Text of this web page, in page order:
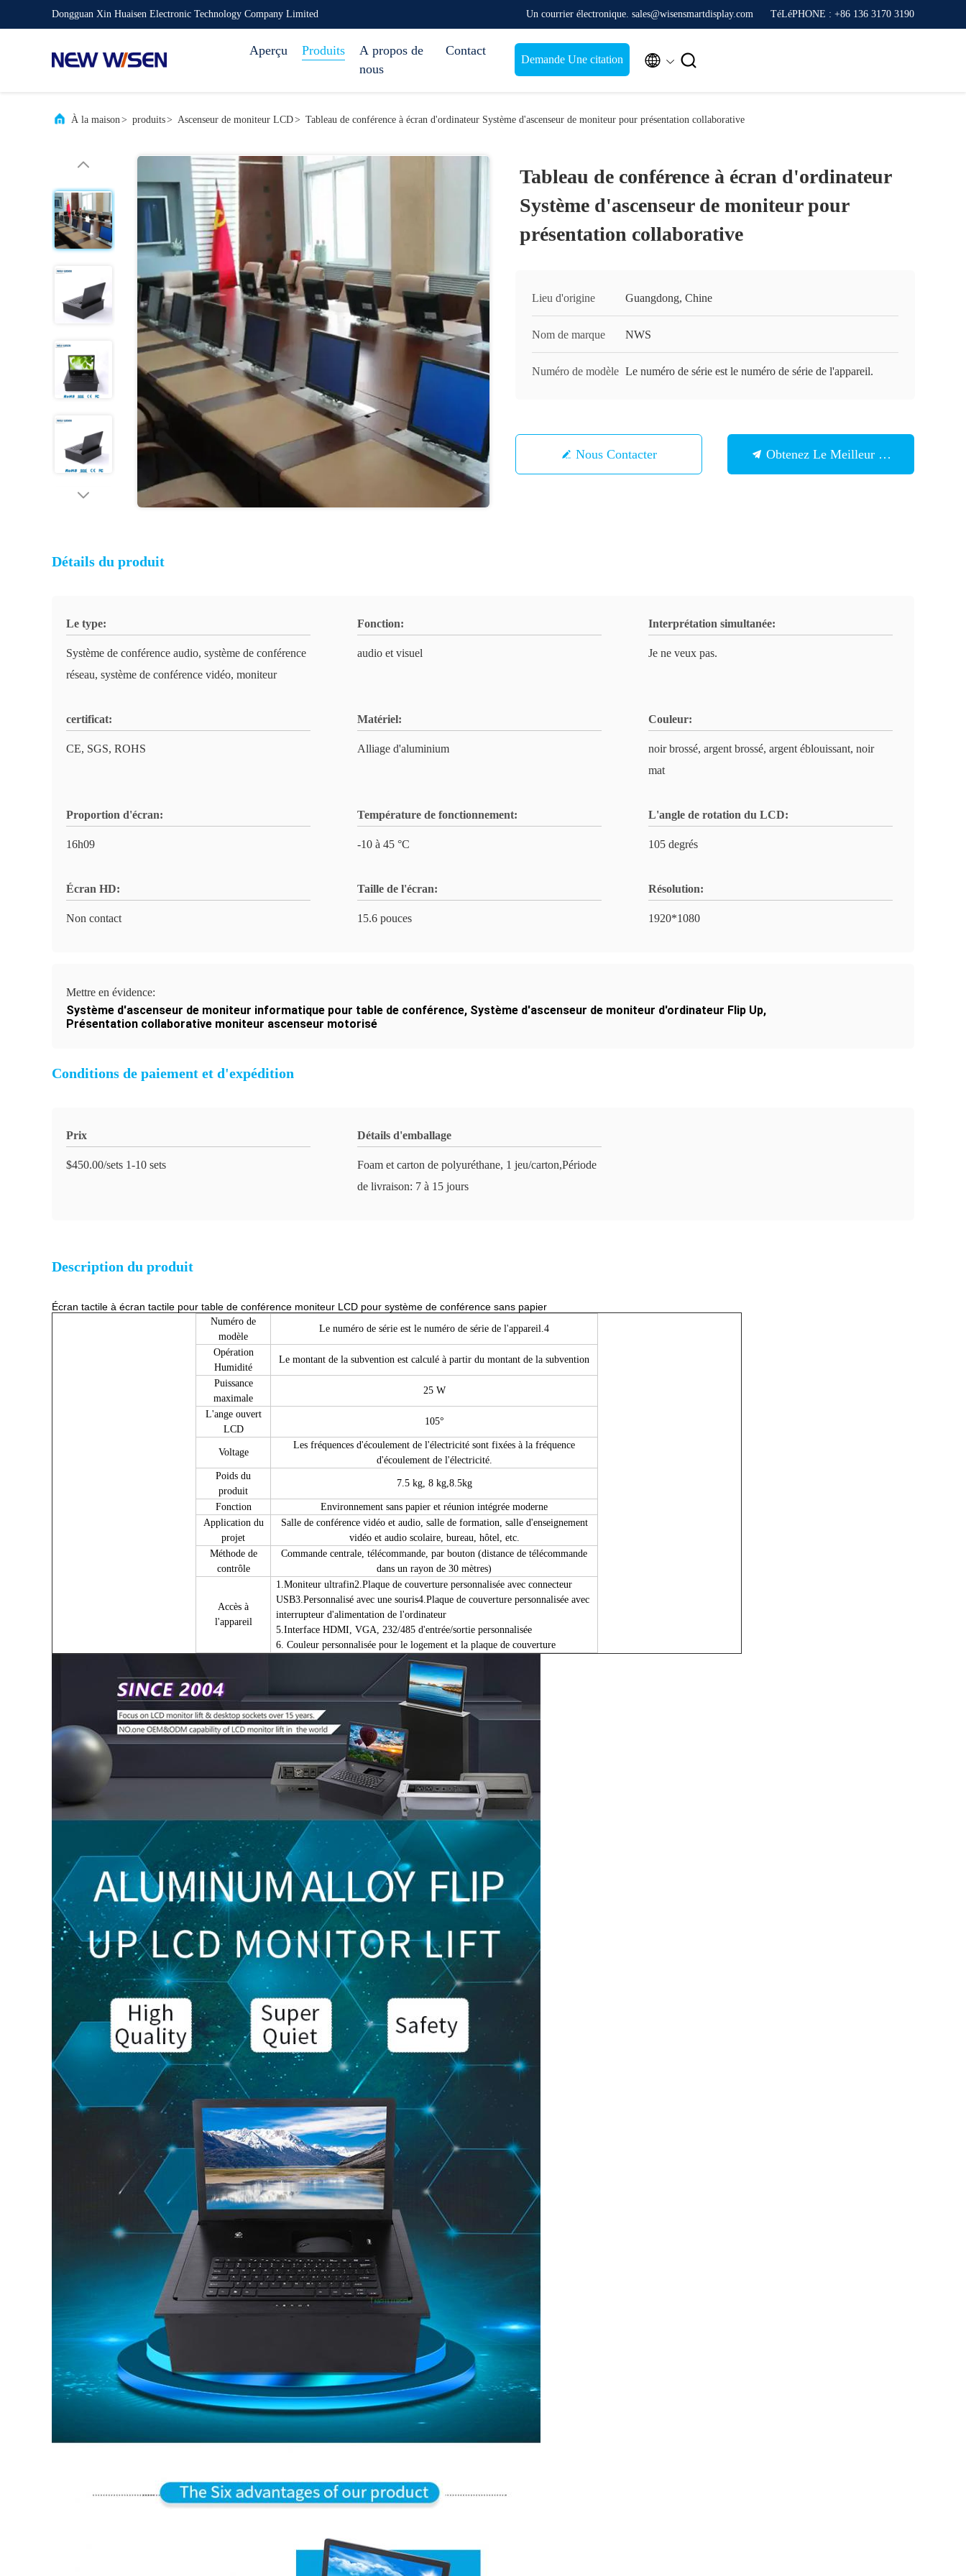
Dongguan Xin Huaisen Electronic Technology Company Limited Un courrier électronique. sales@wisensmartdisplay.com TéLéPHONE : +86 136 3170 3190
Aperçu Produits
A propos de
nous
Contact
Demande Une citation  
À la maison> produits> Ascenseur de moniteur LCD> Tableau de conférence à écran d'ordinateur Système d'ascenseur de moniteur pour présentation collaborative
Tableau de conférence à écran d'ordinateur
Système d'ascenseur de moniteur pour
présentation collaborative
Lieu d'origine Guangdong, Chine
Nom de marque NWS
Numéro de modèle Le numéro de série est le numéro de série de l'appareil.
Nous Contacter Obtenez Le Meilleur Prix
Détails du produit
Le type:
Système de conférence audio, système de conférence
réseau, système de conférence vidéo, moniteur
Fonction:
audio et visuel
Interprétation simultanée:
Je ne veux pas.
certificat:
CE, SGS, ROHS
Matériel:
Alliage d'aluminium
Couleur:
noir brossé, argent brossé, argent éblouissant, noir
mat
Proportion d'écran:
16h09
Température de fonctionnement:
-10 à 45 °C
L'angle de rotation du LCD:
105 degrés
Écran HD:
Non contact
Taille de l'écran:
15.6 pouces
Résolution:
1920*1080
Mettre en évidence:
Système d'ascenseur de moniteur informatique pour table de conférence, Système d'ascenseur de moniteur d'ordinateur Flip Up,
Présentation collaborative moniteur ascenseur motorisé
Conditions de paiement et d'expédition
Prix
$450.00/sets 1-10 sets
Détails d'emballage
Foam et carton de polyuréthane, 1 jeu/carton,Période
de livraison: 7 à 15 jours
Description du produit
Écran tactile à écran tactile pour table de conférence moniteur LCD pour système de conférence sans papier
Numéro de
modèle
Le numéro de série est le numéro de série de l'appareil.4
Opération
Humidité
Le montant de la subvention est calculé à partir du montant de la subvention
Puissance
maximale
25 W
L'ange ouvert
LCD
105°
Voltage
Les fréquences d'écoulement de l'électricité sont fixées à la fréquence
d'écoulement de l'électricité.
Poids du
produit
7.5 kg, 8 kg,8.5kg
Fonction
Environnement sans papier et réunion intégrée moderne
Application du
projet
Salle de conférence vidéo et audio, salle de formation, salle d'enseignement
vidéo et audio scolaire, bureau, hôtel, etc.
Méthode de
contrôle
Commande centrale, télécommande, par bouton (distance de télécommande
dans un rayon de 30 mètres)
Accès à
l'appareil
1.Moniteur ultrafin2.Plaque de couverture personnalisée avec connecteur
USB3.Personnalisé avec une souris4.Plaque de couverture personnalisée avec
interrupteur d'alimentation de l'ordinateur
5.Interface HDMI, VGA, 232/485 d'entrée/sortie personnalisée
6. Couleur personnalisée pour le logement et la plaque de couverture